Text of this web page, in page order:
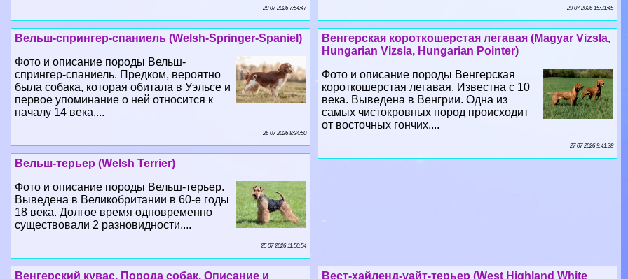
Фото и описание породы Венгерская
короткошерстая легавая. Известна с 10
века. Выведена в Венгрии. Одна из
самых чистокровных пород происходит
от восточных гончих....
27 07 2026 9:41:38
спрингер-спаниель. Предком, вероятно
была собака, которая обитала в Уэльсе и
первое упоминание о ней относится к
началу 14 века....
26 07 2026 8:24:50
Вельш-терьер (Welsh Terrier)
Выведена в Великобритании в 60-е годы
18 века. Долгое время одновременно
существовали 2 разновидности....
25 07 2026 11:50:54
Фото и описание породы Вест-хайленд-уайт-терьер.
Венгерский кувас. Порода собак. Описание и
Фото и описание породы Венгерский